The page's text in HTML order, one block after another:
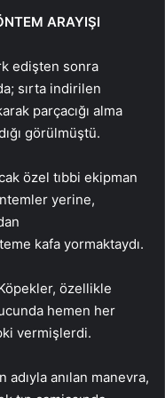
ARAYIŞI
edişten sonra
sırta indirilen
parçacığı alma
görülmüştü.
özel tıbbi ekipman
yerine,
kafa yormaktaydı.
özellikle
hemen her
vermişlerdi.
adıyla anılan manevra,